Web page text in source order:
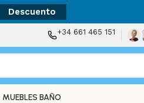
Descuento
+34 661 465 151
MUEBLES BAÑO